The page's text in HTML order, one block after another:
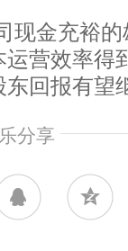
现金充裕
营效率得
回报有望
分享